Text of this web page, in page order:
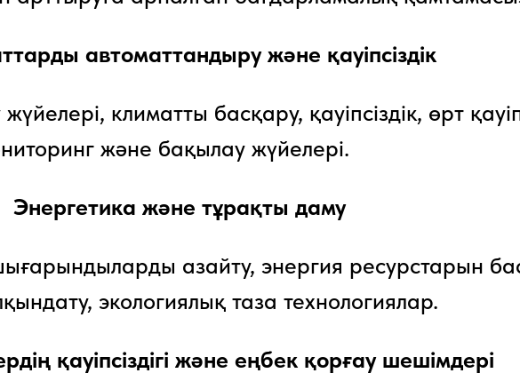
автоматтандыру және қауіпсіздік
климатты басқару, қауіпсіздік, өрт
және бақылау жүйелері.
Энергетика және тұрақты даму
азайту, энергия ресурстарын
экологиялық таза технологиялар.
қауіпсіздігі және еңбек қорғау шешімдері